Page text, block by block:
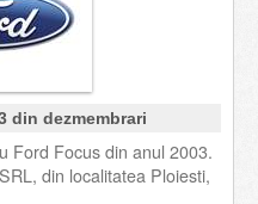
din dezmembrari
Ford Focus din anul 2003.
din localitatea Ploiesti,